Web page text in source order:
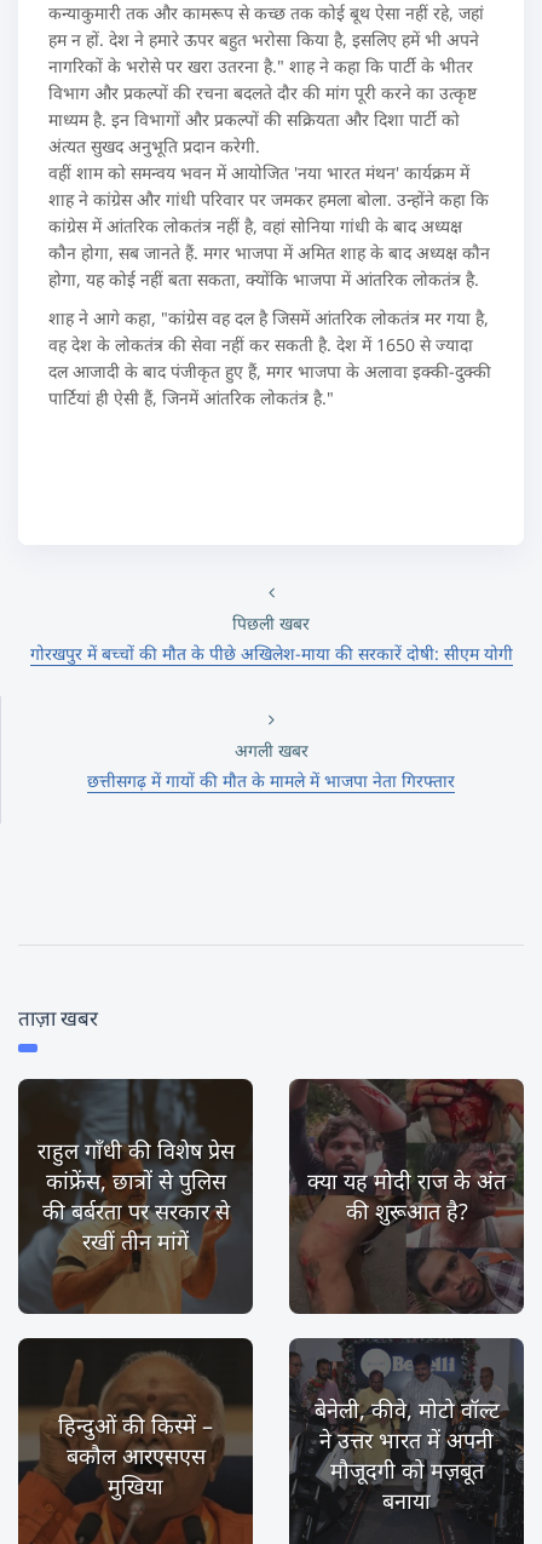
कन्याकुमारी तक और कामरूप से कच्छ तक कोई बूथ ऐसा नहीं रहे, जहां
हम न हों. देश ने हमारे ऊपर बहुत भरोसा किया है, इसलिए हमें भी अपने
नागरिकों के भरोसे पर खरा उतरना है." शाह ने कहा कि पार्टी के भीतर
विभाग और प्रकल्पों की रचना बदलते दौर की मांग पूरी करने का उत्कृष्ट
माध्यम है. इन विभागों और प्रकल्पों की सक्रियता और दिशा पार्टी को
अंत्यत सुखद अनुभूति प्रदान करेगी.
वहीं शाम को समन्वय भवन में आयोजित 'नया भारत मंथन' कार्यक्रम में
शाह ने कांग्रेस और गांधी परिवार पर जमकर हमला बोला. उन्होंने कहा कि
कांग्रेस में आंतरिक लोकतंत्र नहीं है, वहां सोनिया गांधी के बाद अध्यक्ष
कौन होगा, सब जानते हैं. मगर भाजपा में अमित शाह के बाद अध्यक्ष कौन
होगा, यह कोई नहीं बता सकता, क्योंकि भाजपा में आंतरिक लोकतंत्र है.
शाह ने आगे कहा, "कांग्रेस वह दल है जिसमें आंतरिक लोकतंत्र मर गया है,
वह देश के लोकतंत्र की सेवा नहीं कर सकती है. देश में 1650 से ज्यादा
दल आजादी के बाद पंजीकृत हुए हैं, मगर भाजपा के अलावा इक्की-दुक्की
पार्टियां ही ऐसी हैं, जिनमें आंतरिक लोकतंत्र है."
पिछली खबर
गोरखपुर में बच्चों की मौत के पीछे अखिलेश-माया की सरकारें दोषी: सीएम योगी
अगली खबर
छत्तीसगढ़ में गायों की मौत के मामले में भाजपा नेता गिरफ्तार
ताज़ा खबर
राहुल गाँधी की विशेष प्रेस
कांफ्रेंस, छात्रों से पुलिस
की बर्बरता पर सरकार से
रखीं तीन मांगें
क्या यह मोदी राज के अंत
की शुरूआत है?
हिन्दुओं की किस्में –
बकौल आरएसएस
मुखिया
बेनेली, कीवे, मोटो वॉल्ट
ने उत्तर भारत में अपनी
मौजूदगी को मज़बूत
बनाया